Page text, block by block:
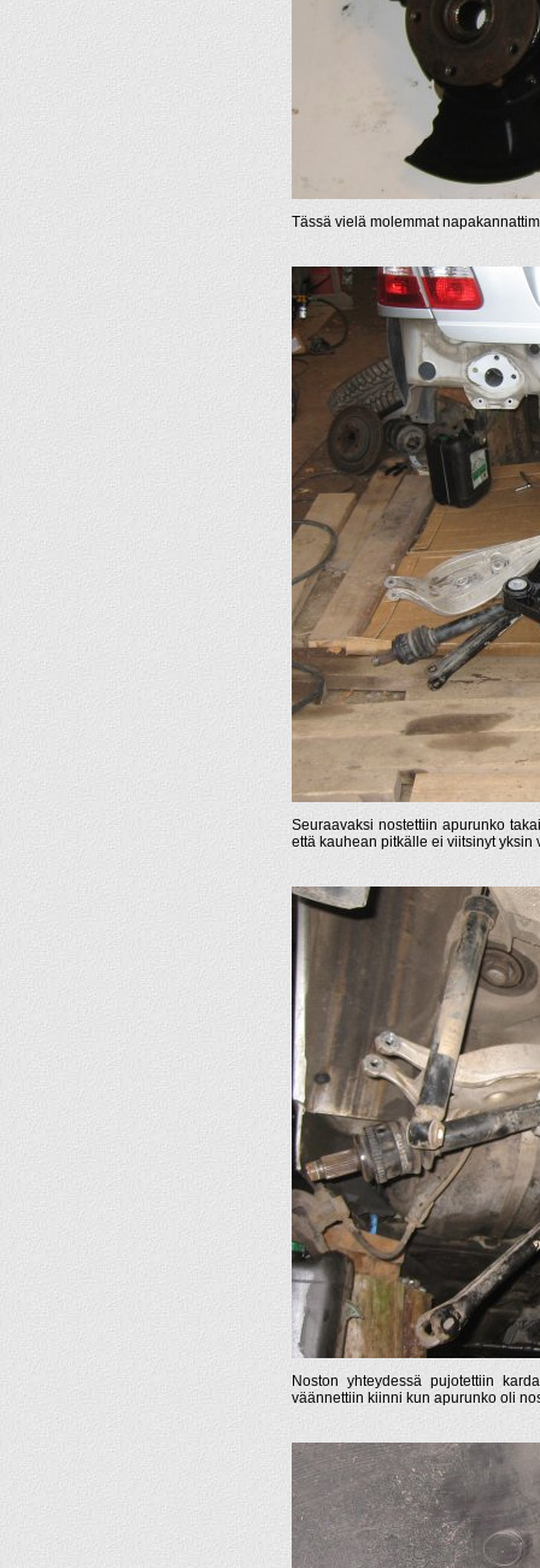
Tässä vielä molemmat
Seuraavaksi nostettiin apurunko
että kauhean pitkälle ei viitsinyt
Noston yhteydessä pujotettiin
väännettiin kiinni kun apurunko oli